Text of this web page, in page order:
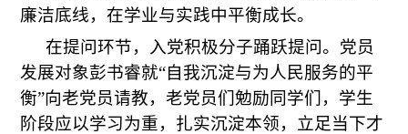
廉洁底线，在学业与实践中平衡成长。
在提问环节，入党积极分子踊跃提问。党员
发展对象彭书睿就“自我沉淀与为人民服务的平
衡”向老党员请教，老党员们勉励同学们，学生
阶段应以学习为重，扎实沉淀本领，立足当下才